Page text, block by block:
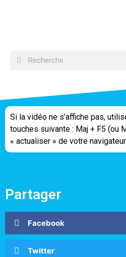
Si la vidéo ne s’affiche pas,
touches suivante : Maj + F5 (ou
« actualiser » de votre
Partager
Facebook
Twitter